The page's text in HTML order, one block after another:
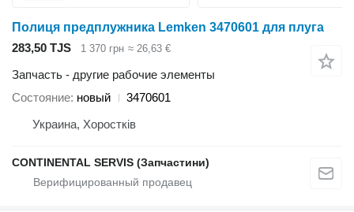
Полиця предплужника Lemken 3470601 для плуга
283,50 TJS
1 370 грн ≈ 26,63 €
Запчасть - другие рабочие элементы
Состояние новый
3470601
Украина, Хоростків
CONTINENTAL SERVIS (Запчастини)